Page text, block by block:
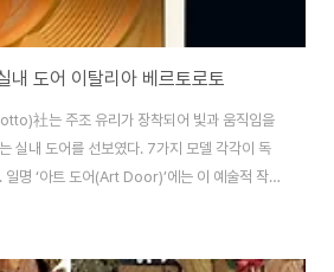
내 도어 이탈리아 베르토로토
社는 주조 유리가 장착되어 빛과 움직임을
실내 도어를 선보였다. 7가지 모델 각각이 독
명 ‘아트 도어(Art Door)’에는 이 예술적 작품
가리스(Elio Garis)의 사인이 들어간다. 이 제품
리 집안의 분위기를 180도로 바꿀 수 있는 제